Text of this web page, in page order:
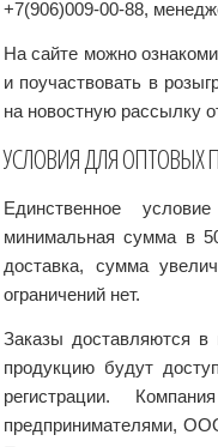
+7(906)009-00-88,
На сайте можно
и поучаствовать в
на новостную рассылку
УСЛОВИЯ ДЛЯ ОПТОВЫХ
Единственное
минимальная сумма в
доставка, сумма
ограничений нет.
Заказы доставляются
продукцию будут
регистрации.
предпринимателями,